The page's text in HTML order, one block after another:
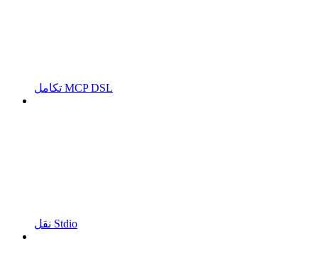
تكامل MCP DSL
نقل Stdio